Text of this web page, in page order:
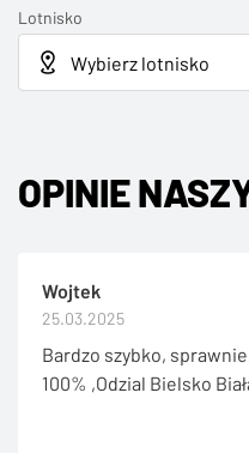
Lotnisko
OPINIE
Wojtek
25.03.2025
Bardzo szybko,
100% ,Odzial Bielsko